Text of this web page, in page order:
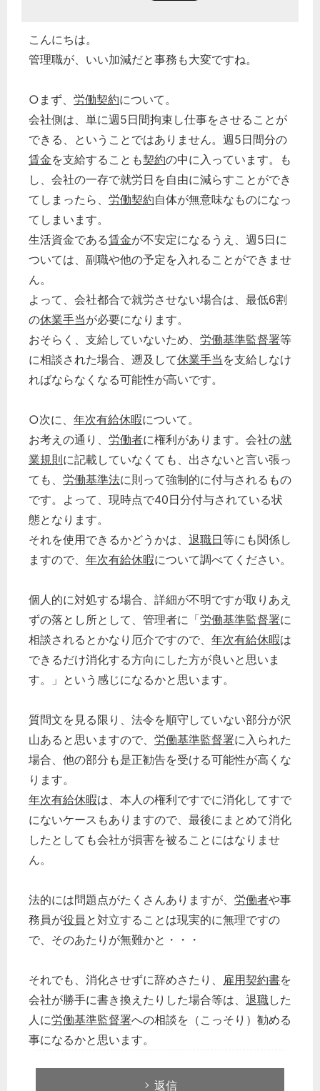
こんにちは。
管理職が、いい加減だと事務も大変ですね。
○まず、 労働契約について。
会社側は、単に週5日間拘束し仕事をさせることが
できる、ということではありません。週5日間分の
賃金を支給することも契約の中に入っています。も
し、会社の一存で就労日を自由に減らすことができ
てしまったら、 労働契約自体が無意味なものになっ
てしまいます。
生活資金である賃金が不安定になるうえ、週5日に
ついては、副職や他の予定を入れることができませ
ん。
よって、会社都合で就労させない場合は、最低6割
の休業手当が必要になります。
おそらく、支給していないため、 労働基準監督署等
に相談された場合、遡及して休業手当 を支給しなけ
ればならなくなる可能性が高いです。
○次に、 年次有給休暇について。
お考えの通り、 労働者に権利があります。会社の就
業規則に記載していなくても、出さないと言い張っ
ても、 労働基準法に則って強制的に付与されるもの
です。よって、現時点で40日分付与されている状
態となります。
それを使用できるかどうかは、 退職日等にも関係し
ますので、 年次有給休暇について調べてください。
個人的に対処する場合、詳細が不明ですが取りあえ
ずの落とし所として、管理者に「労働基準監督署に
相談されるとかなり厄介ですので、 年次有給休暇は
できるだけ消化する方向にした方が良いと思いま
す。」という感じになるかと思います。
質問文を見る限り、法令を順守していない部分が沢
山あると思いますので、 労働基準監督署に入られた
場合、他の部分も是正勧告を受ける可能性が高くな
ります。
年次有給休暇は、本人の権利ですでに消化してすで
にないケースもありますので、最後にまとめて消化
したとしても会社が損害を被ることにはなりませ
ん。
法的には問題点がたくさんありますが、 労働者や事
務員が役員 と対立することは現実的に無理ですの
で、そのあたりが無難かと・・・
それでも、消化させずに辞めさたり、 雇用契約書を
会社が勝手に書き換えたりした場合等は、 退職した
人に労働基準監督署への相談を（こっそり）勧める
事になるかと思います。
返信